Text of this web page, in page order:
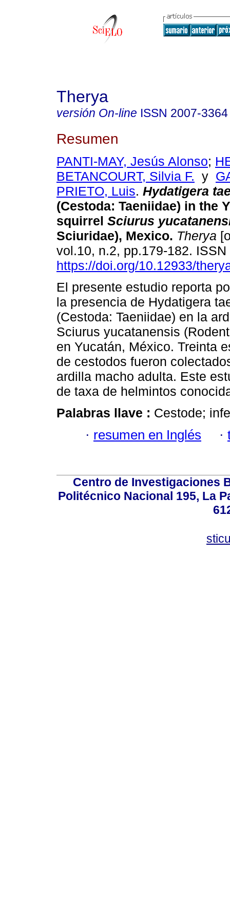
Therya
versión On-line ISSN 2007-3364
Resumen
PANTI-MAY, Jesús Alonso;
BETANCOURT, Silvia F. y
PRIETO, Luis. Hydatigera
(Cestoda: Taeniidae) in the
squirrel Sciurus
Sciuridae), Mexico. Therya
vol.10, n.2, pp.179-182.
https://doi.org/10.12933/
El presente estudio reporta
la presencia de Hydatigera
(Cestoda: Taeniidae) en la
Sciurus yucatanensis
en Yucatán, México. Treinta
de cestodos fueron
ardilla macho adulta. Este
de taxa de helmintos
Palabras llave : Cestode;
· resumen en Inglés ·
Centro de Investigaciones
Politécnico Nacional 195, La